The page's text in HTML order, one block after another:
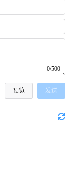
0/500
预览 发送